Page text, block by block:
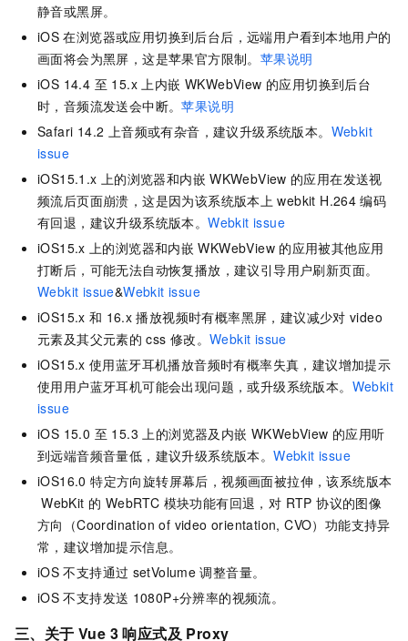
静音或黑屏。
iOS 在浏览器或应用切换到后台后，远端用户看到本地用户的
画面将会为黑屏，这是苹果官方限制。 苹果说明
iOS 14.4 至 15.x 上内嵌 WKWebView 的应用切换到后台
时，音频流发送会中断。苹果说明
Safari 14.2 上音频或有杂音，建议升级系统版本。 Webkit
issue
iOS15.1.x 上的浏览器和内嵌 WKWebView 的应用在发送视
频流后页面崩溃，这是因为该系统版本上 webkit H.264 编码
有回退，建议升级系统版本。Webkit issue
iOS15.x 上的浏览器和内嵌 WKWebView 的应用被其他应用
打断后，可能无法自动恢复播放，建议引导用户刷新页面。
Webkit issue&Webkit issue
iOS15.x 和 16.x 播放视频时有概率黑屏，建议减少对 video
元素及其父元素的 css 修改。 Webkit issue
iOS15.x 使用蓝牙耳机播放音频时有概率失真，建议增加提示
使用用户蓝牙耳机可能会出现问题，或升级系统版本。 Webkit
issue
iOS 15.0 至 15.3 上的浏览器及内嵌 WKWebView 的应用听
到远端音频音量低，建议升级系统版本。Webkit issue
iOS16.0 特定方向旋转屏幕后，视频画面被拉伸，该系统版本
WebKit 的 WebRTC 模块功能有回退，对 RTP 协议的图像
方向（Coordination of video orientation, CVO）功能支持异
常，建议增加提示信息。
iOS 不支持通过 setVolume 调整音量。
iOS 不支持发送 1080P+分辨率的视频流。
三、关于 Vue 3 响应式及 Proxy